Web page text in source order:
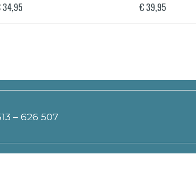
34,95 € 39,95
– 626 507